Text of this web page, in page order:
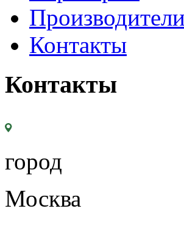
Производители
Контакты
Контакты
город
Москва